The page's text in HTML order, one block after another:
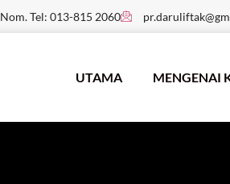
Nom. Tel: 013-815 2060
UTAMA MENGENAI